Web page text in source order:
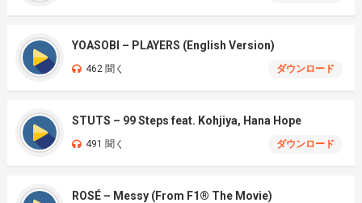
YOASOBI – PLAYERS (English Version)
462 聞く ダウンロード
STUTS – 99 Steps feat. Kohjiya, Hana Hope
491 聞く ダウンロード
ROSÉ – Messy (From F1® The Movie)